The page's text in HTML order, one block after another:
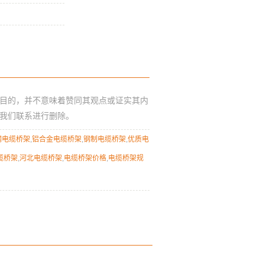
的，并不意味着赞同其观点或证实其内
们联系进行删除。
电缆桥架,铝合金电缆桥架,钢制电缆桥架,优质电
桥架,河北电缆桥架,电缆桥架价格,电缆桥架规